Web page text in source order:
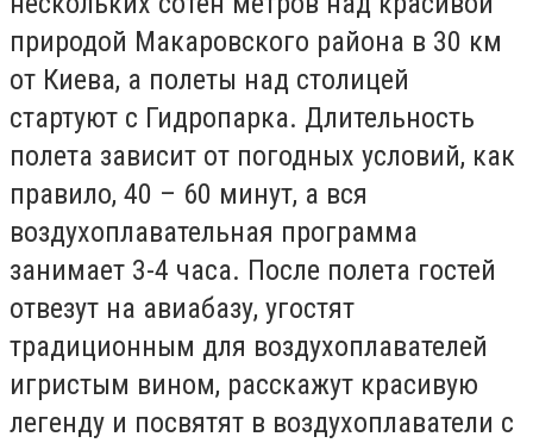
природой Макаровского района в 30 км
от Киева, а полеты над столицей
стартуют с Гидропарка. Длительность
полета зависит от погодных условий, как
правило, 40 – 60 минут, а вся
воздухоплавательная программа
занимает 3-4 часа. После полета гостей
отвезут на авиабазу, угостят
традиционным для воздухоплавателей
игристым вином, расскажут красивую
легенду и посвятят в воздухоплаватели с